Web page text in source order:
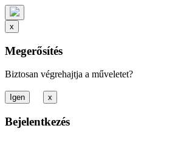
x
Megerősítés
Biztosan végrehajtja a műveletet?
x
Bejelentkezés